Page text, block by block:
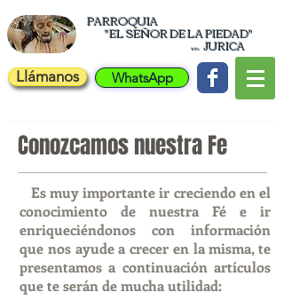
PARROQUIA
"ELSEÑOR DE LA PIEDAD"
enJURICA
Llámanos WhatsApp
Conozcamos nuestra Fe
Es muy importante ir creciendo en el
conocimiento de nuestra Fé e ir
enriqueciéndonos con información
que nos ayude a crecer en la misma, te
presentamos a continuación artículos
que te serán de mucha utilidad: